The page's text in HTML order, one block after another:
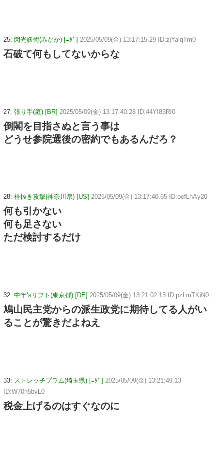
25: 閃光妖術(みかか) [ﾆﾀﾞ] 2025/05/09(金) 13:17:15.29 ID:zjYalqTm0
石破て何もしてないからな
27: 張り手(庭) [BR] 2025/05/09(金) 13:17:40.28 ID:44YI83RI0
倒閣を目指さぬと言う事は
どうせ参院選後の密約でもあるんだろ？
28: 栓抜き攻撃(神奈川県) [US] 2025/05/09(金) 13:17:40.65 ID:oefLhAy20
何も引かない
何も足さない
ただ検討するだけ
32: 中年’sリフト(東京都) [DE] 2025/05/09(金) 13:21:02.13 ID:pzLmTKiN0
鳩山民主党からの派生政党に期待してる人がい
ることが驚きだよねえ
33: ストレッチプラム(埼玉県) [ﾆﾀﾞ] 2025/05/09(金) 13:21:49.13
ID:W70h5bvL0
税金上げるのはすぐなのに